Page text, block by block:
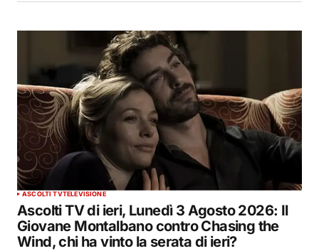
ASCOLTI TVTELEVISIONE
Ascolti TV di ieri, Lunedì 3 Agosto 2026: Il
Giovane Montalbano contro Chasing the
Wind, chi ha vinto la serata di ieri?